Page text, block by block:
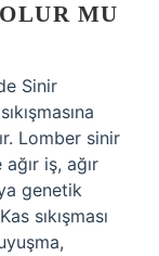
MU
Sinir
Lomber sinir
iş, ağır
genetik
sıkışması